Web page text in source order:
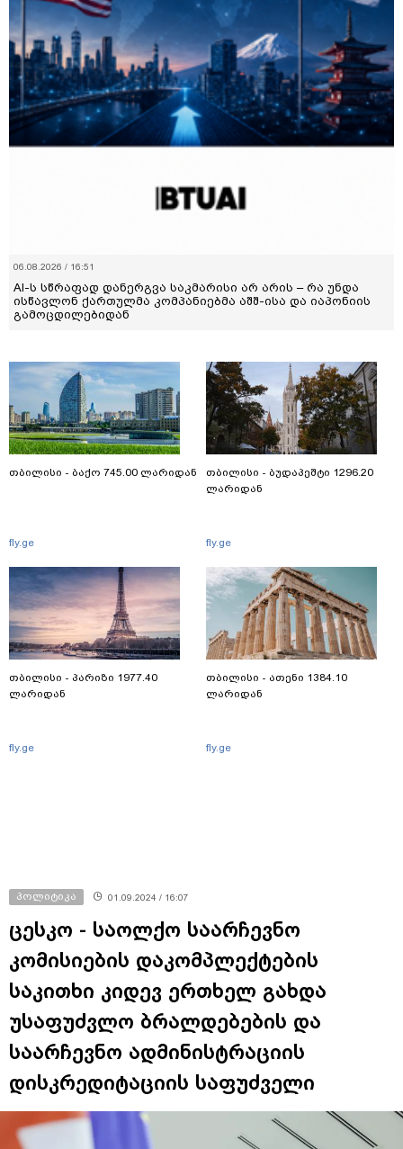
06.08.2026 / 16:51
AI-ს სწრაფად დანერგვა საკმარისი არ არის – რა უნდა
ისწავლონ ქართულმა კომპანიებმა აშშ-ისა და იაპონიის
გამოცდილებიდან
თბილისი - ბაქო 745.00 ლარიდან
fly.ge
თბილისი - პარიზი 1977.40
ლარიდან
fly.ge
თბილისი - ბუდაპეშტი 1296.20
ლარიდან
fly.ge
თბილისი - ათენი 1384.10
ლარიდან
fly.ge
პოლიტიკა 01.09.2024 / 16:07
ცესკო - საოლქო საარჩევნო
კომისიების დაკომპლექტების
საკითხი კიდევ ერთხელ გახდა
უსაფუძვლო ბრალდებების და
საარჩევნო ადმინისტრაციის
დისკრედიტაციის საფუძველი